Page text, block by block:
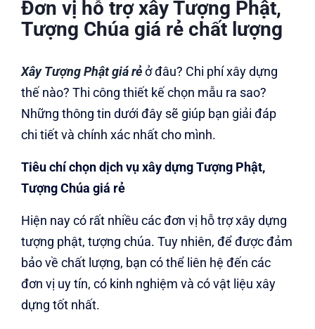
Đơn vị hỗ trợ xây Tượng Phật,
Tượng Chúa giá rẻ chất lượng
Xây Tượng Phật giá rẻở đâu? Chi phí xây dựng
thế nào? Thi công thiết kế chọn mẫu ra sao?
Những thông tin dưới đây sẽ giúp bạn giải đáp
chi tiết và chính xác nhất cho mình.
Tiêu chí chọn dịch vụ xây dựng Tượng Phật,
Tượng Chúa giá rẻ
Hiện nay có rất nhiều các đơn vị hỗ trợ xây dựng
tượng phật, tượng chúa. Tuy nhiên, để được đảm
bảo về chất lượng, bạn có thể liên hệ đến các
đơn vị uy tín, có kinh nghiệm và có vật liệu xây
dựng tốt nhất.